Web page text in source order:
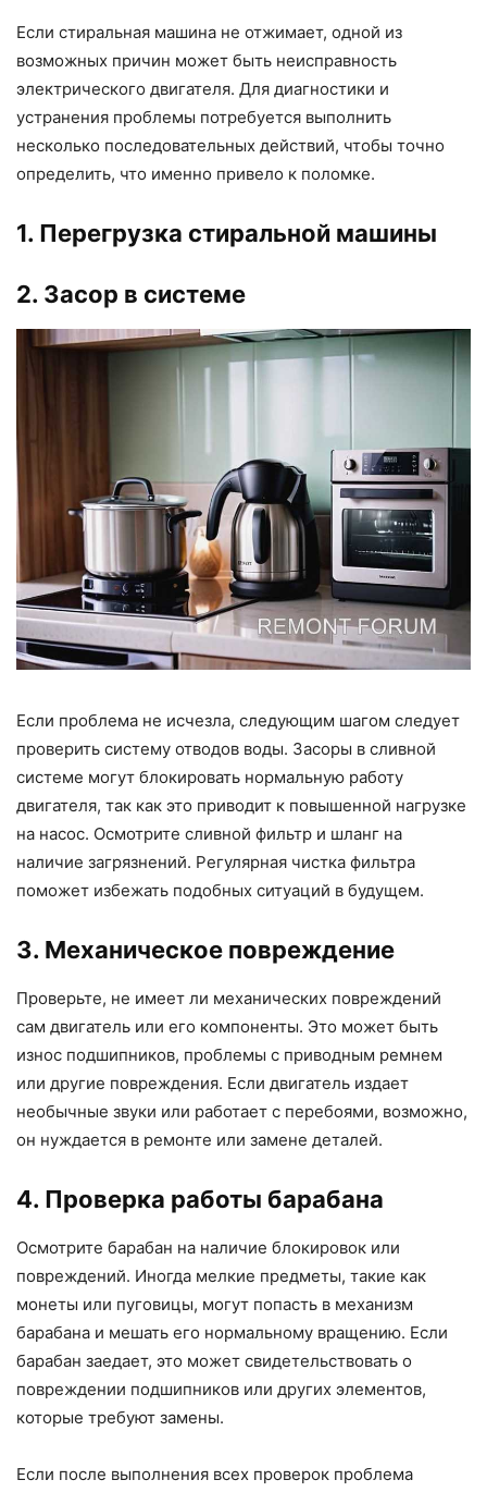
Если стиральная машина не отжимает, одной из
возможных причин может быть неисправность
электрического двигателя. Для диагностики и
устранения проблемы потребуется выполнить
несколько последовательных действий, чтобы точно
определить, что именно привело к поломке.
1. Перегрузка стиральной машины
2. Засор в системе
Если проблема не исчезла, следующим шагом следует
проверить систему отводов воды. Засоры в сливной
системе могут блокировать нормальную работу
двигателя, так как это приводит к повышенной нагрузке
на насос. Осмотрите сливной фильтр и шланг на
наличие загрязнений. Регулярная чистка фильтра
поможет избежать подобных ситуаций в будущем.
3. Механическое повреждение
Проверьте, не имеет ли механических повреждений
сам двигатель или его компоненты. Это может быть
износ подшипников, проблемы с приводным ремнем
или другие повреждения. Если двигатель издает
необычные звуки или работает с перебоями, возможно,
он нуждается в ремонте или замене деталей.
4. Проверка работы барабана
Осмотрите барабан на наличие блокировок или
повреждений. Иногда мелкие предметы, такие как
монеты или пуговицы, могут попасть в механизм
барабана и мешать его нормальному вращению. Если
барабан заедает, это может свидетельствовать о
повреждении подшипников или других элементов,
которые требуют замены.
Если после выполнения всех проверок проблема